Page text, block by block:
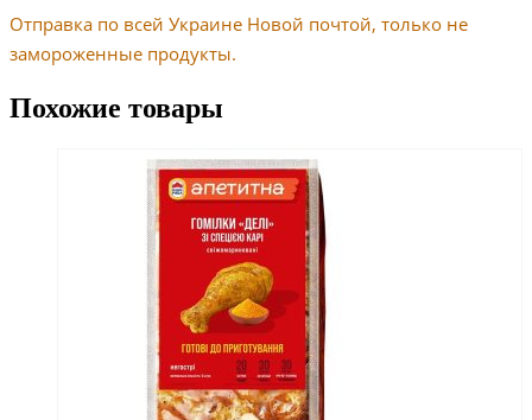
Отправка по всей Украине Новой почтой, только не
замороженные продукты.
Похожие товары